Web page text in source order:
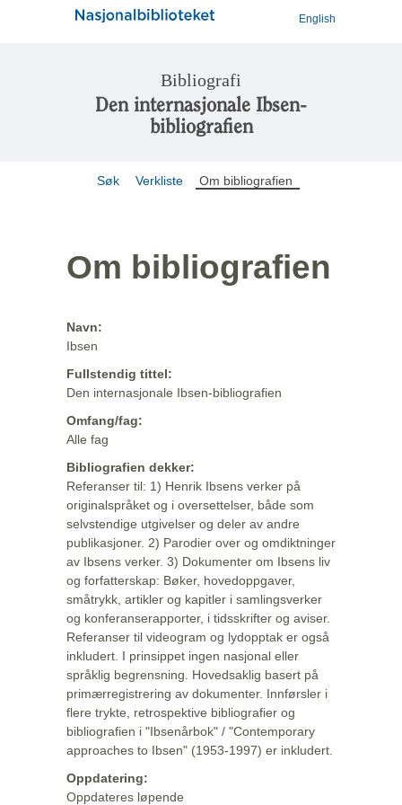
English
Bibliografi
Den internasjonale Ibsen-
bibliografien
Søk Verkliste Om bibliografien
Om bibliografien
Navn:
Ibsen
Fullstendig tittel:
Den internasjonale Ibsen-bibliografien
Omfang/fag:
Alle fag
Bibliografien dekker:
Referanser til: 1) Henrik Ibsens verker på
originalspråket og i oversettelser, både som
selvstendige utgivelser og deler av andre
publikasjoner. 2) Parodier over og omdiktninger
av Ibsens verker. 3) Dokumenter om Ibsens liv
og forfatterskap: Bøker, hovedoppgaver,
småtrykk, artikler og kapitler i samlingsverker
og konferanserapporter, i tidsskrifter og aviser.
Referanser til videogram og lydopptak er også
inkludert. I prinsippet ingen nasjonal eller
språklig begrensning. Hovedsaklig basert på
primærregistrering av dokumenter. Innførsler i
flere trykte, retrospektive bibliografier og
bibliografien i "Ibsenårbok" / "Contemporary
approaches to Ibsen" (1953-1997) er inkludert.
Oppdatering:
Oppdateres løpende